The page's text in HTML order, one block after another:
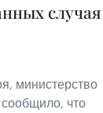
случая
министерство
что